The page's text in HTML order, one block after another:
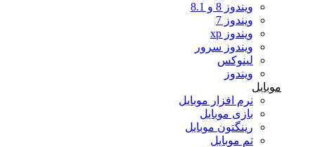
ویندوز 8 و 8.1
ویندوز 7
ویندوز xp
ویندوز سرور
لینوکس
ویندوز
موبایل
نرم افزار موبایل
بازی موبایل
رینگتون موبایل
تم موبایل